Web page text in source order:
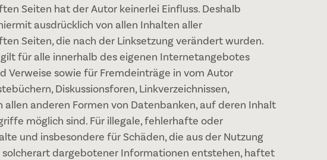
Seiten hat der Autor keinerlei Einfluss. Deshalb
ausdrücklich von allen Inhalten aller
Seiten, die nach der Linksetzung verändert wurden.
für alle innerhalb des eigenen Internetangebotes
Verweise sowie für Fremdeinträge in vom Autor
Diskussionsforen, Linkverzeichnissen,
allen anderen Formen von Datenbanken, auf deren Inhalt
möglich sind. Für illegale, fehlerhafte oder
und insbesondere für Schäden, die aus der Nutzung
dargebotener Informationen entstehen, haftet